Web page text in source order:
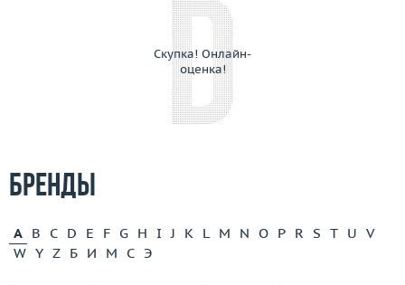
Скупка! Онлайн-
оценка!
Бренды
A B C D E F G H I J K L M N O P R S T U V
W Y Z Б И М С Э